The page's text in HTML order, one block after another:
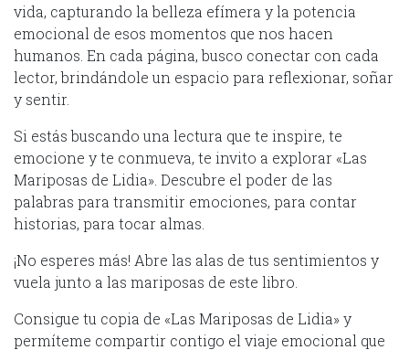
vida, capturando la belleza efímera y la potencia
emocional de esos momentos que nos hacen
humanos. En cada página, busco conectar con cada
lector, brindándole un espacio para reflexionar, soñar
y sentir.
Si estás buscando una lectura que te inspire, te
emocione y te conmueva, te invito a explorar «Las
Mariposas de Lidia». Descubre el poder de las
palabras para transmitir emociones, para contar
historias, para tocar almas.
¡No esperes más! Abre las alas de tus sentimientos y
vuela junto a las mariposas de este libro.
Consigue tu copia de «Las Mariposas de Lidia» y
permíteme compartir contigo el viaje emocional que